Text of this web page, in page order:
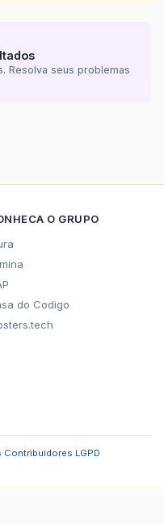
Resolva seus problemas
O GRUPO
do Codigo
Contribuidores LGPD